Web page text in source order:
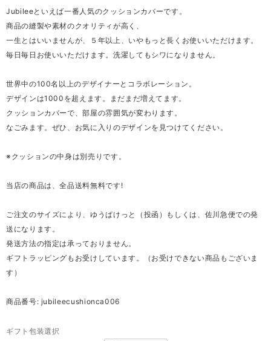
Jubileeといえば一番人気のクッションカバーです。
商品の縫製や素材のクオリティが高く、
一生とはいいませんが、５年以上、いやもっと長くお使いいただけます。
毎日毎日お使いいただけます。洗濯してもシワになりません。
世界中の100名以上のデザイナーとコラボレーション。
デザインは1000を超えます。まだまだ増えてます。
クッションカバーで、部屋の雰囲気が変わります。
なごみます。ぜひ、お気に入りのデザインを見つけてください。
※クッションの中身は別売りです。
当店の商品は、全品送料無料です!
ご注文のサイズにより、ゆうぱけっと（投函）もしくは、佐川急便での発
送になります。
発送方法の指定は承っておりません。
ギフトラッピングもお受けしています。（お受けできない商品もございま
す）
商品番号: jubileecushionca006
ギフト包装選択